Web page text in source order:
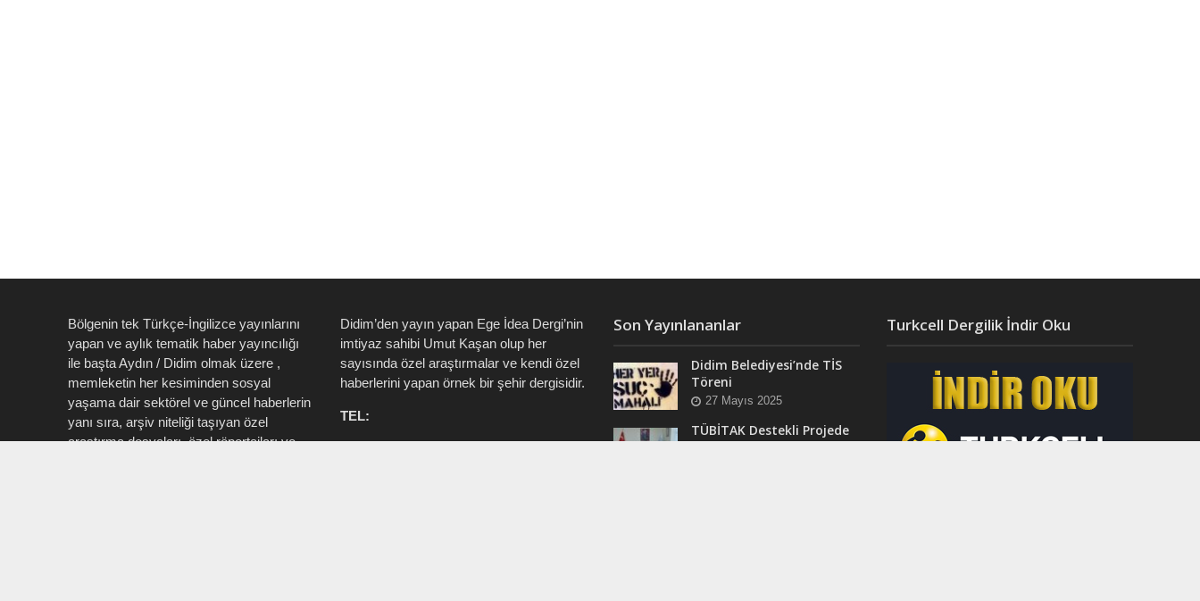
Bölgenin tek Türkçe-İngilizce yayınlarını
yapan ve aylık tematik haber yayıncılığı
ile başta Aydın / Didim olmak üzere ,
memleketin her kesiminden sosyal
yaşama dair sektörel ve güncel haberlerin
yanı sıra, arşiv niteliği taşıyan özel
araştırma dosyaları, özel röportajları ve
Didim’den yayın yapan Ege İdea Dergi’nin
imtiyaz sahibi Umut Kaşan olup her
sayısında özel araştırmalar ve kendi özel
haberlerini yapan örnek bir şehir dergisidir.
TEL:
Son Yayınlananlar
Didim Belediyesi’nde TİS
Töreni
27 Mayıs 2025
TÜBİTAK Destekli Projede
Didim’de ve Tüm Aydın’da
Turkcell Dergilik İndir Oku